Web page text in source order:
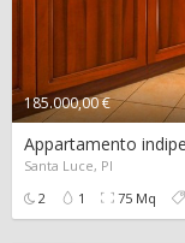
185.000,00 €
Appartamento
Santa Luce, PI
2
1 75 Mq